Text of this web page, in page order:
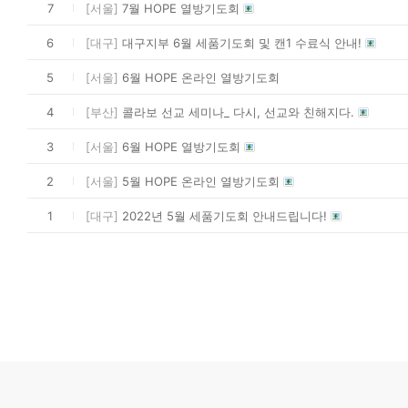
7 [서울] 7월 HOPE 열방기도회
6 [대구] 대구지부 6월 세품기도회 및 캔1 수료식 안내!
5 [서울] 6월 HOPE 온라인 열방기도회
4 [부산] 콜라보 선교 세미나_ 다시, 선교와 친해지다.
3 [서울] 6월 HOPE 열방기도회
2 [서울] 5월 HOPE 온라인 열방기도회
1 [대구] 2022년 5월 세품기도회 안내드립니다!